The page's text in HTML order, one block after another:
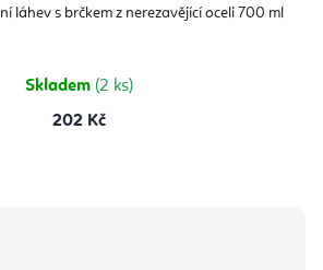
láhev s brčkem z nerezavějící oceli 700 ml
produktu
je
hvězdiček.
Skladem (2 ks)
202 Kč